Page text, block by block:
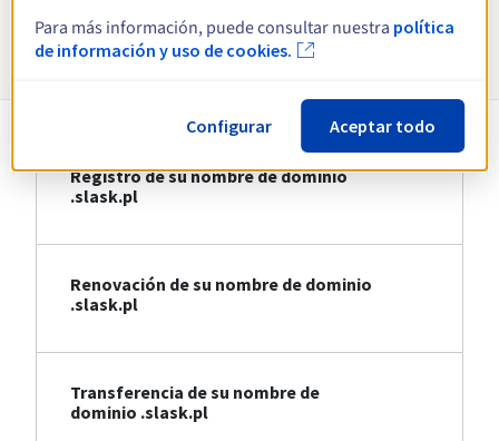
Información sobre .slask.pl
Registro de su nombre de dominio
.slask.pl
Renovación de su nombre de dominio
.slask.pl
Transferencia de su nombre de
dominio .slask.pl
Para más información, puede consultar nuestra política
de información y uso de cookies.
Configurar Aceptar todo